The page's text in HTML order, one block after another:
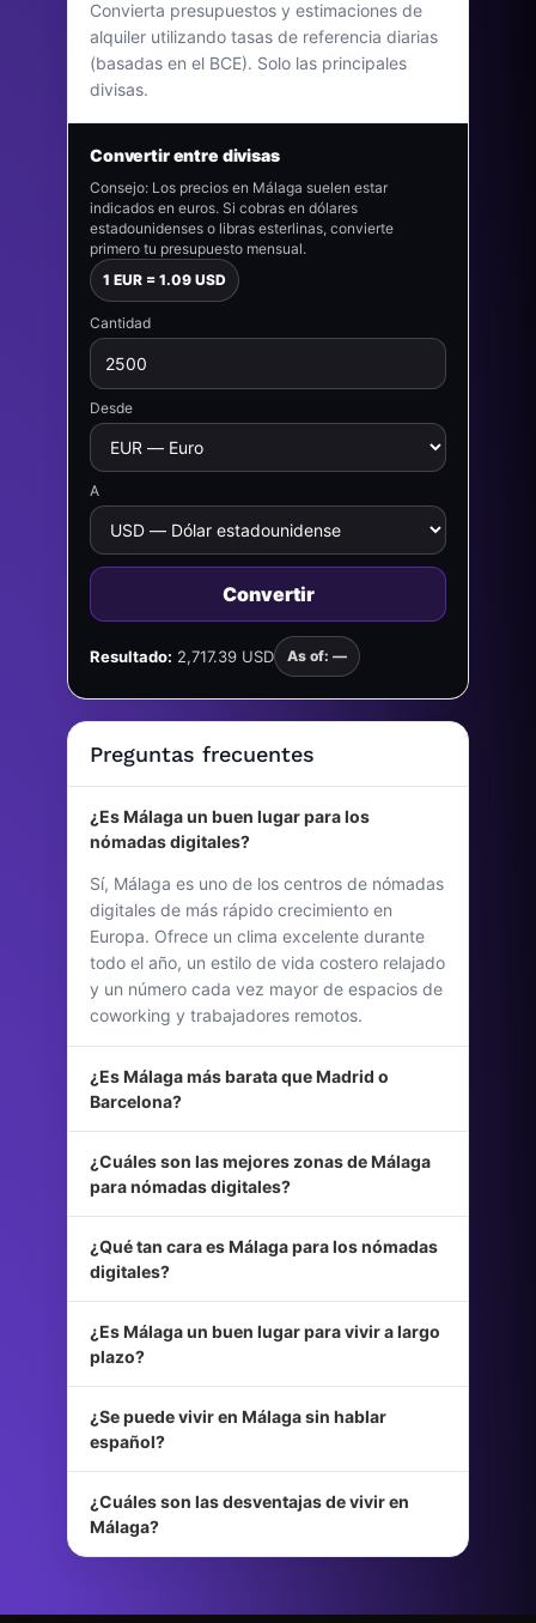
Convierta presupuestos y estimaciones de
alquiler utilizando tasas de referencia diarias
(basadas en el BCE). Solo las principales
divisas.
Convertir entre divisas
Consejo: Los precios en Málaga suelen estar
indicados en euros. Si cobras en dólares
estadounidenses o libras esterlinas, convierte
primero tu presupuesto mensual.
1 EUR = 1.09 USD
Cantidad
Desde
A
Convertir
Resultado: 2,717.39 USD As of: —
Preguntas frecuentes
¿Es Málaga un buen lugar para los
nómadas digitales?
Sí, Málaga es uno de los centros de nómadas
digitales de más rápido crecimiento en
Europa. Ofrece un clima excelente durante
todo el año, un estilo de vida costero relajado
y un número cada vez mayor de espacios de
coworking y trabajadores remotos.
¿Es Málaga más barata que Madrid o
Barcelona?
¿Cuáles son las mejores zonas de Málaga
para nómadas digitales?
¿Qué tan cara es Málaga para los nómadas
digitales?
¿Es Málaga un buen lugar para vivir a largo
plazo?
¿Se puede vivir en Málaga sin hablar
español?
¿Cuáles son las desventajas de vivir en
Málaga?